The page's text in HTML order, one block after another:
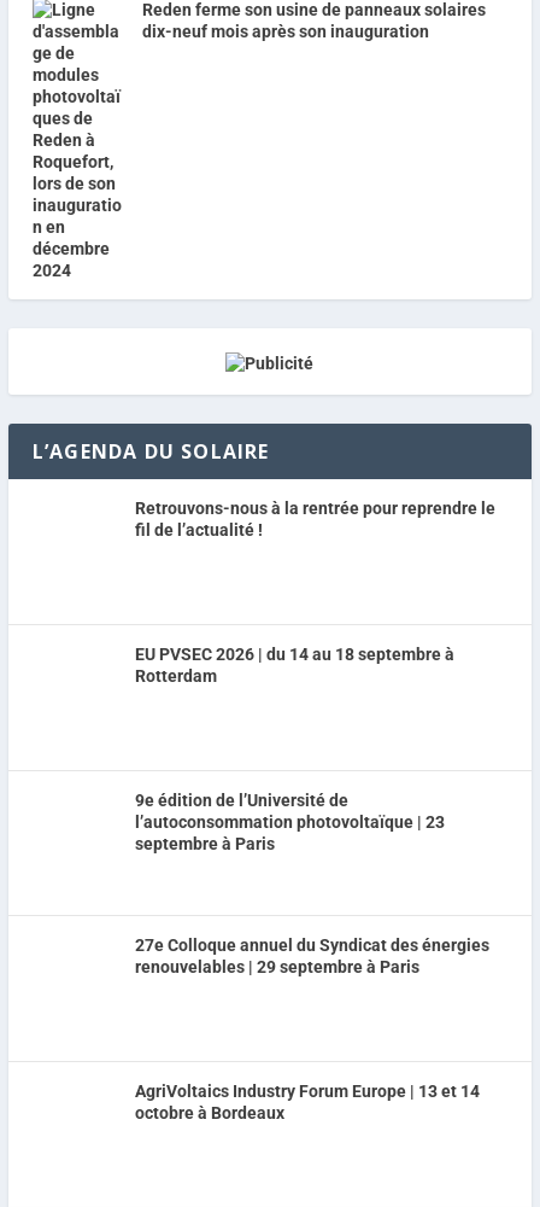
Reden ferme son usine de panneaux solaires
dix-neuf mois après son inauguration
L’AGENDA DU SOLAIRE
Retrouvons-nous à la rentrée pour reprendre le
fil de l’actualité !
EU PVSEC 2026 | du 14 au 18 septembre à
Rotterdam
9e édition de l’Université de
l’autoconsommation photovoltaïque | 23
septembre à Paris
27e Colloque annuel du Syndicat des énergies
renouvelables | 29 septembre à Paris
AgriVoltaics Industry Forum Europe | 13 et 14
octobre à Bordeaux